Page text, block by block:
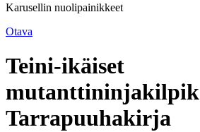
Karusellin nuolipainikkeet
Otava
Teini-ikäiset
Tarrapuuhakirja